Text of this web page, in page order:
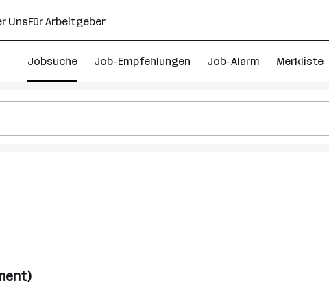
UnsFür Arbeitgeber
Jobsuche Job-Empfehlungen Job-Alarm Merkliste